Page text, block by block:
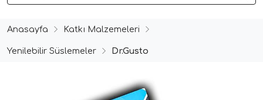
Anasayfa Katkı Malzemeleri
Yenilebilir Süslemeler Dr.Gusto